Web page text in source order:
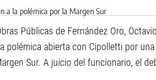
Públicas de Fernández Oro,
polémica abierta con Cipolletti por
Sur. A juicio del funcionario, el